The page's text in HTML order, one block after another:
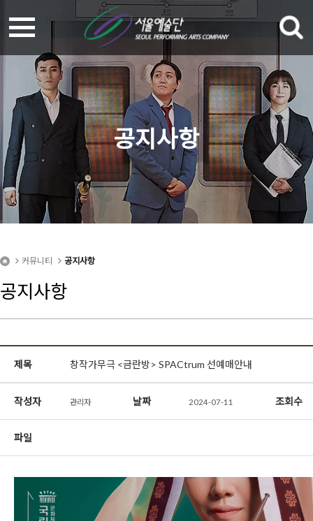
공지사항
커뮤니티 공지사항
공지사항
제목 창작가무극 <금란방> SPACtrum 선예매안내
작성자 관리자 날짜 2024-07-11 조회수
파일